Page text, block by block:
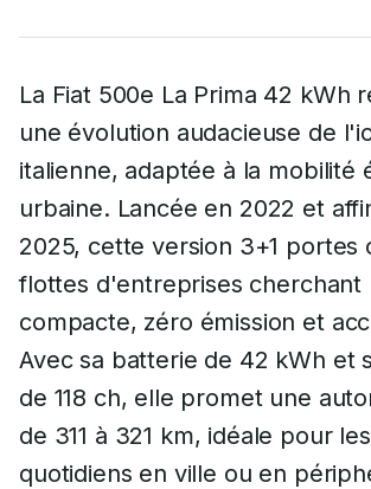
La Fiat 500e La Prima 42 kWh
une évolution audacieuse de
italienne, adaptée à la mobilité
urbaine. Lancée en 2022 et
2025, cette version 3+1 portes
flottes d'entreprises cherchant
compacte, zéro émission et
Avec sa batterie de 42 kWh et
de 118 ch, elle promet une
de 311 à 321 km, idéale pour
quotidiens en ville ou en